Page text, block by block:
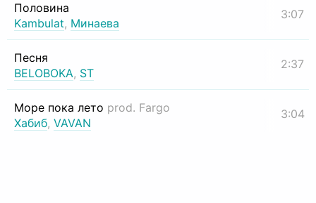
Половина
Kambulat, Минаева
3:07
Песня
BELOBOKA, ST
2:37
Море пока лето prod. Fargo
Хабиб, VAVAN
3:04